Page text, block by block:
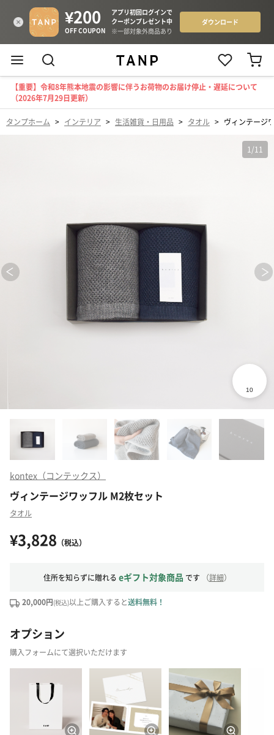
【重要】令和8年熊本地震の影響に伴うお荷物のお届け停止・遅延について
（2026年7月29日更新）
タンプホーム > インテリア > 生活雑貨・日用品 > タオル > ヴィンテージ
1 /11
kontex（コンテックス）
ヴィンテージワッフル M2枚セット
タオル
¥3,828 （税込）
住所を知らずに贈れる eギフト対象商品 です （詳細）
20,000円(税込)以上ご購入すると送料無料！
オプション
購入フォームにて選択いただけます